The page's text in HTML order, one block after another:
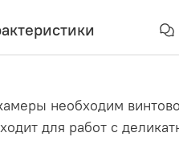
необходим
для работ с